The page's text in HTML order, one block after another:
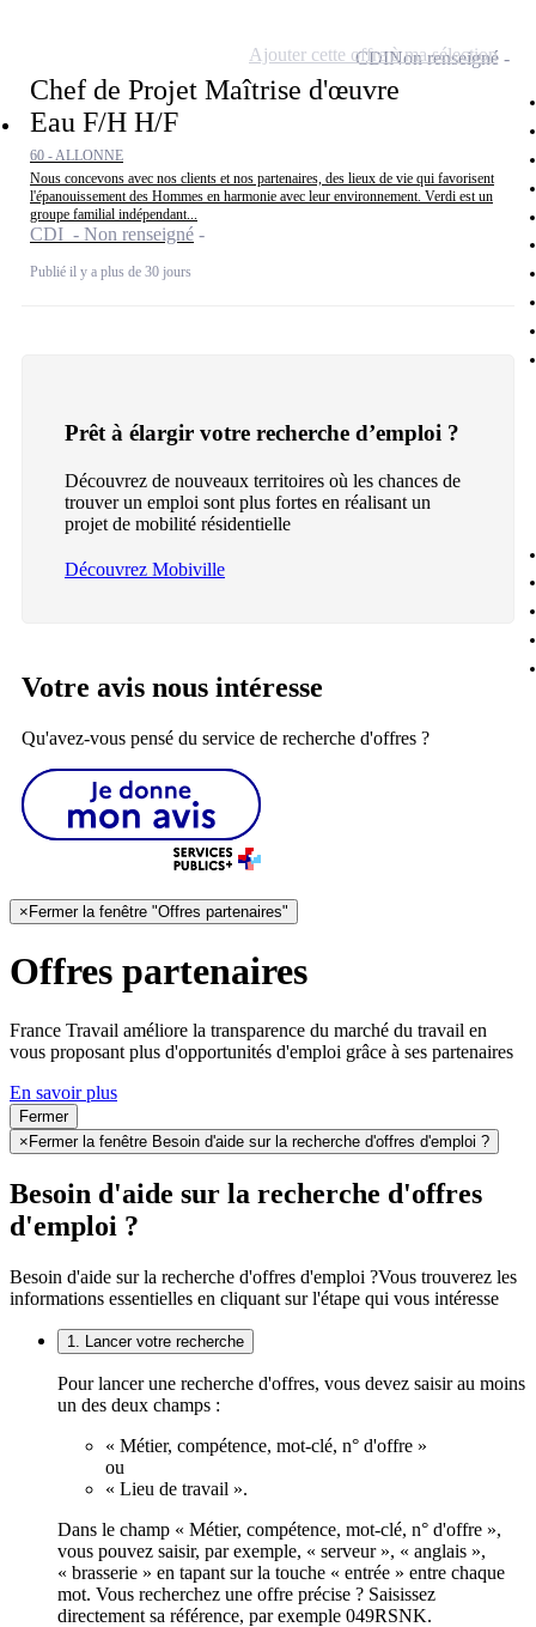
Chef de Projet Maîtrise d'œuvre
Eau F/H H/F
60 - ALLONNE
Nous concevons avec nos clients et nos partenaires, des lieux de vie qui favorisent
l'épanouissement des Hommes en harmonie avec leur environnement. Verdi est un
groupe familial indépendant...
CDI - Non renseigné
Publié il y a plus de 30 jours
CDINon renseigné
Ajouter cette offre à ma sélection
Prêt à élargir votre recherche d’emploi ?
Découvrez de nouveaux territoires où les chances de
trouver un emploi sont plus fortes en réalisant un
projet de mobilité résidentielle
Découvrez Mobiville
Votre avis nous intéresse
Qu'avez-vous pensé du service de recherche d'offres ?
× Fermer la fenêtre "Offres partenaires"
Offres partenaires
France Travail améliore la transparence du marché du travail en
vous proposant plus d'opportunités d'emploi grâce à ses partenaires
En savoir plus
Fermer
× Fermer la fenêtre Besoin d'aide sur la recherche d'offres d'emploi ?
Besoin d'aide sur la recherche d'offres
d'emploi ?
Besoin d'aide sur la recherche d'offres d'emploi ?Vous trouverez les
informations essentielles en cliquant sur l'étape qui vous intéresse
1. Lancer votre recherche
Pour lancer une recherche d'offres, vous devez saisir au moins
un des deux champs :
« Métier, compétence, mot-clé, n° d'offre »
ou
« Lieu de travail ».
Dans le champ « Métier, compétence, mot-clé, n° d'offre »,
vous pouvez saisir, par exemple, « serveur », « anglais »,
« brasserie » en tapant sur la touche « entrée » entre chaque
mot. Vous recherchez une offre précise ? Saisissez
directement sa référence, par exemple 049RSNK.